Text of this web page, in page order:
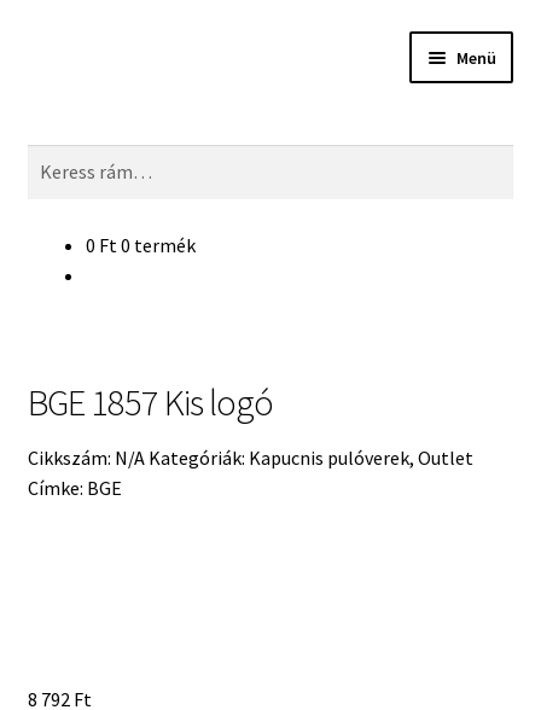
Menü
Minden termék
Egyetemek
Kiszállítás
Impresszum
0 Ft0 termék
BGE 1857 Kis logó
Cikkszám: N/A Kategóriák: Kapucnis pulóverek, Outlet
Címke: BGE
8 792 Ft